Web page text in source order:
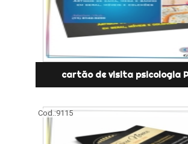
cartão de visita psicologia
Cod.:9115